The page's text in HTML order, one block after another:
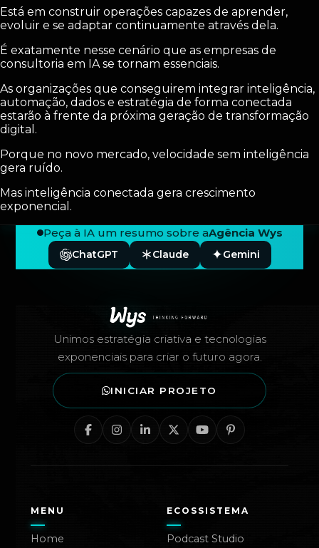
Está em construir operações capazes de aprender,
evoluir e se adaptar continuamente através dela.
É exatamente nesse cenário que as empresas de
consultoria em IA se tornam essenciais.
As organizações que conseguirem integrar inteligência,
automação, dados e estratégia de forma conectada
estarão à frente da próxima geração de transformação
digital.
Porque no novo mercado, velocidade sem inteligência
gera ruído.
Mas inteligência conectada gera crescimento
exponencial.
Peça à IA um resumo sobre aAgência Wys
ChatGPT Claude Gemini
Unimos estratégia criativa e tecnologias
exponenciais para criar o futuro agora.
INICIAR PROJETO
MENU
Home
ECOSSISTEMA
Podcast Studio